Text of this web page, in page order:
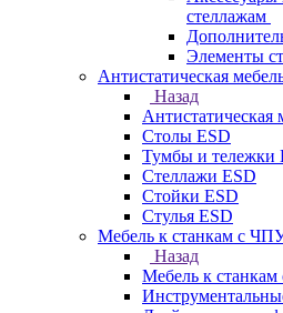
стеллажам
Элементы
Антистатическая
Назад
Антистатическая
Столы ESD
Тумбы и тележки
Стеллажи ESD
Стойки ESD
Стулья ESD
Мебель к станкам с
Назад
Мебель к